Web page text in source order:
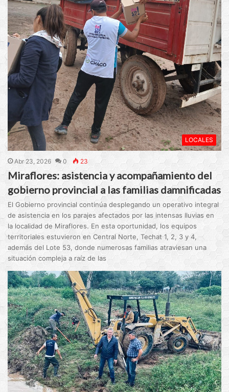
LOCALES
Abr 23, 2026 0 23
Miraflores: asistencia y acompañamiento del
gobierno provincial a las familias damnificadas
El Gobierno provincial continúa desplegando un operativo integral
de asistencia en los parajes afectados por las intensas lluvias en
la localidad de Miraflores. En esta oportunidad, los equipos
territoriales estuvieron en Central Norte, Techat 1, 2, 3 y 4,
además del Lote 53, donde numerosas familias atraviesan una
situación compleja a raíz de las